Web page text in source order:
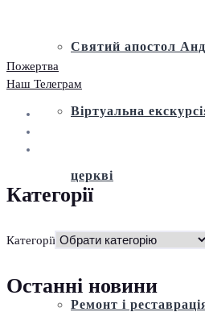
Святий апостол
Віртуальна
церкві
Історія
Ремонт і
Пожертва
Наш Телеграм
Категорії
Категорії
Останні новини